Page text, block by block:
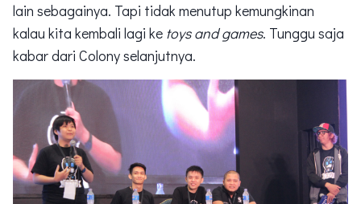
lain sebagainya. Tapi tidak menutup kemungkinan
kalau kita kembali lagi ke toys and games. Tunggu saja
kabar dari Colony selanjutnya.